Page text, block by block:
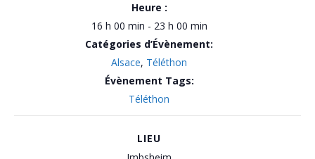
Heure :
16 h 00 min - 23 h 00 min
Catégories d’Évènement:
Alsace, Téléthon
Évènement Tags:
Téléthon
LIEU